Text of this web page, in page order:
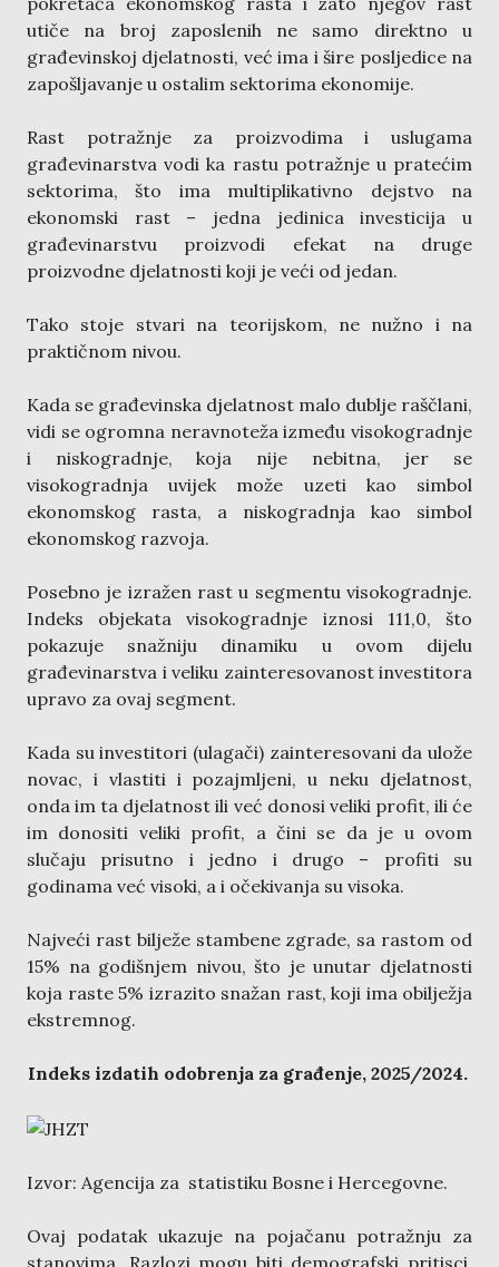
utiče na broj zaposlenih ne samo direktno u
građevinskoj djelatnosti, već ima i šire posljedice na
zapošljavanje u ostalim sektorima ekonomije.
Rast potražnje za proizvodima i uslugama
građevinarstva vodi ka rastu potražnje u pratećim
sektorima, što ima multiplikativno dejstvo na
ekonomski rast – jedna jedinica investicija u
građevinarstvu proizvodi efekat na druge
proizvodne djelatnosti koji je veći od jedan.
Tako stoje stvari na teorijskom, ne nužno i na
praktičnom nivou.
Kada se građevinska djelatnost malo dublje raščlani,
vidi se ogromna neravnoteža između visokogradnje
i niskogradnje, koja nije nebitna, jer se
visokogradnja uvijek može uzeti kao simbol
ekonomskog rasta, a niskogradnja kao simbol
ekonomskog razvoja.
Posebno je izražen rast u segmentu visokogradnje.
Indeks objekata visokogradnje iznosi 111,0, što
pokazuje snažniju dinamiku u ovom dijelu
građevinarstva i veliku zainteresovanost investitora
upravo za ovaj segment.
Kada su investitori (ulagači) zainteresovani da ulože
novac, i vlastiti i pozajmljeni, u neku djelatnost,
onda im ta djelatnost ili već donosi veliki profit, ili će
im donositi veliki profit, a čini se da je u ovom
slučaju prisutno i jedno i drugo – profiti su
godinama već visoki, a i očekivanja su visoka.
Najveći rast bilježe stambene zgrade, sa rastom od
15% na godišnjem nivou, što je unutar djelatnosti
koja raste 5% izrazito snažan rast, koji ima obilježja
ekstremnog.
Indeks izdatih odobrenja za građenje, 2025/2024.
Izvor: Agencija za statistiku Bosne i Hercegovne.
Ovaj podatak ukazuje na pojačanu potražnju za
stanovima. Razlozi mogu biti demografski pritisci,